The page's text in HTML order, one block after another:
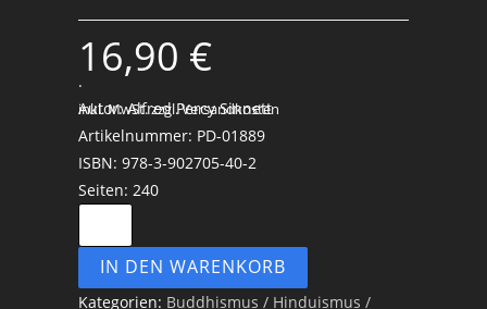
16,90 €
inkl. MwSt.zzgl. Versandkosten
.
Autor: Alfred Percy Sinnett
Artikelnummer: PD-01889
ISBN: 978-3-902705-40-2
Seiten: 240
Esoterische
Lehre
oder
IN DEN WARENKORB
Kategorien: Buddhismus / Hinduismus /